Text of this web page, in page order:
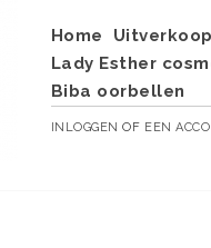
Home Uitverkoop
Lady Esther
Biba oorbellen
INLOGGEN OF EEN